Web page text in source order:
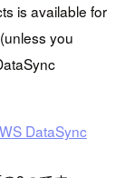
is available for
you
DataSync